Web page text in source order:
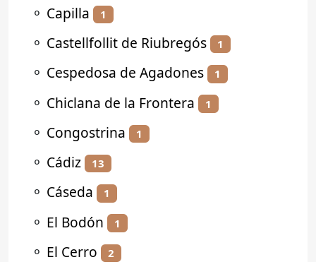
⚬ Capilla 1
⚬ Castellfollit de Riubregós 1
⚬ Cespedosa de Agadones 1
⚬ Chiclana de la Frontera 1
⚬ Congostrina 1
⚬ Cádiz 13
⚬ Cáseda 1
⚬ El Bodón 1
⚬ El Cerro 2